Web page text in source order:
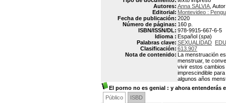
Autores: Anna SALVIA ,
Editorial: Montevideo :
Fecha de publicación: 2020
Número de páginas: 160 p.
ISBN/ISSN/DL: 978-9915-667-6-5
Idioma : Español (spa)
Palabras clave: SEXUALIDAD
Clasificación: 613.907
Nota de contenido: La menstruación
menstruar, te
vivir estos
imprescindible
algunos años
El porno no es genial : y ahora entenderás
Público
ISBD